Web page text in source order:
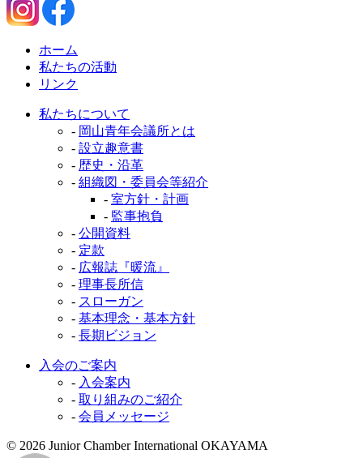
ホーム
私たちの活動
リンク
私たちについて
- 岡山青年会議所とは
- 設立趣意書
- 歴史・沿革
- 組織図・委員会等紹介
- 室方針・計画
- 監事抱負
- 公開資料
- 定款
- 広報誌『暖流』
- 理事長所信
- スローガン
- 基本理念・基本方針
- 長期ビジョン
入会のご案内
- 入会案内
- 取り組みのご紹介
- 会員メッセージ
© 2026 Junior Chamber International OKAYAMA